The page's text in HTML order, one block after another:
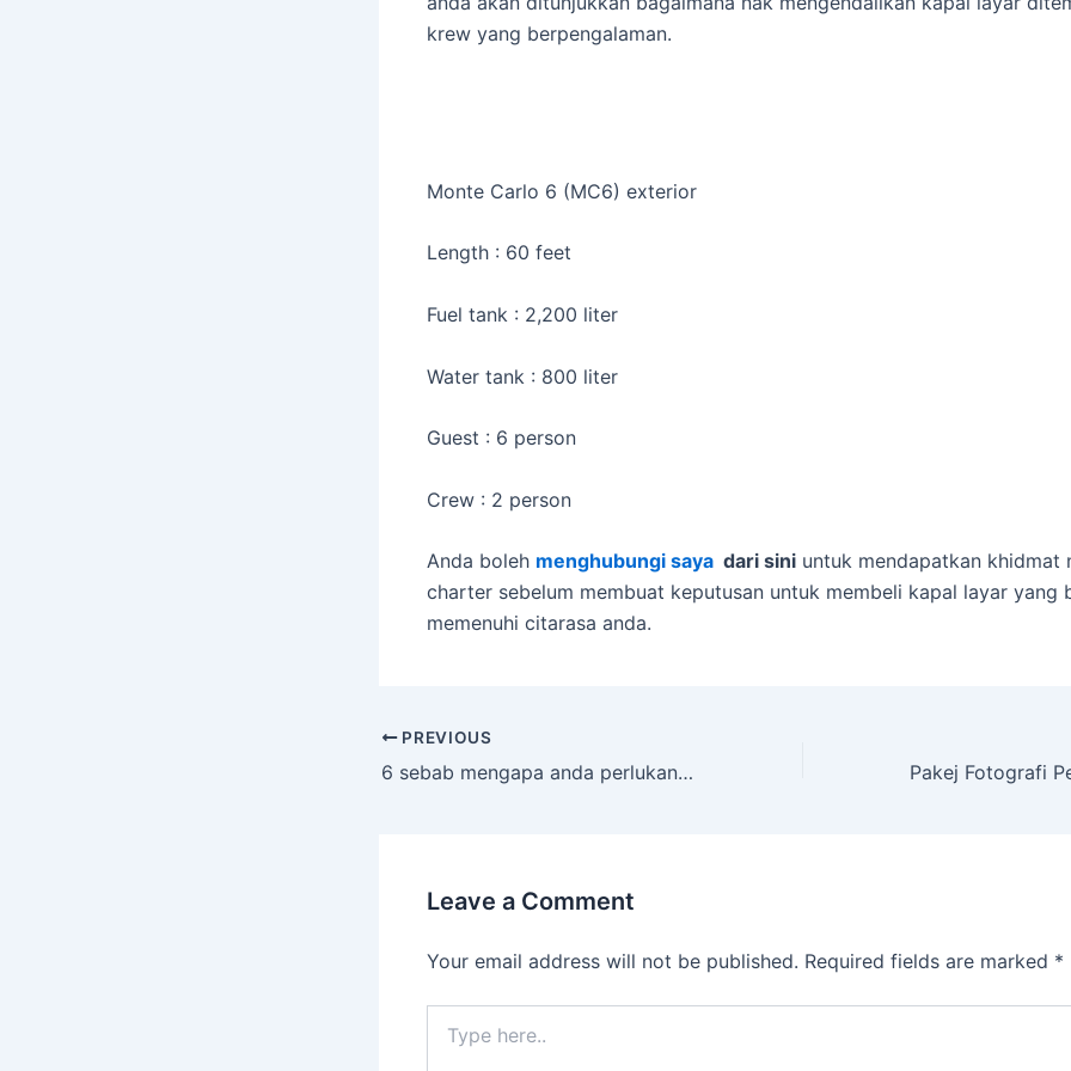
krew yang berpengalaman.
Monte Carlo 6 (MC6) exterior
Length : 60 feet
Fuel tank : 2,200 liter
Water tank : 800 liter
Guest : 6 person
Crew : 2 person
Anda boleh menghubungi saya dari sini untuk mendapatkan khidmat
charter sebelum membuat keputusan untuk membeli kapal layar yang
memenuhi citarasa anda.
PREVIOUS
6 sebab mengapa anda perlukan ejen kapal layar
Leave a Comment
Your email address will not be published. Required fields are marked *
here..